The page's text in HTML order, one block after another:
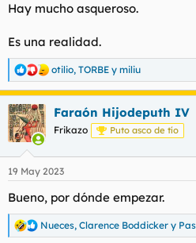
Hay mucho asqueroso.
Es una realidad.
R
e
c
c
i
e
:
otilio, TORBE y miliu
Faraón Hijodeputh IV
Frikazo Puto asco de tío
19 May 2023
Bueno, por dónde empezar.
R
Nueces, Clarence Boddicker y